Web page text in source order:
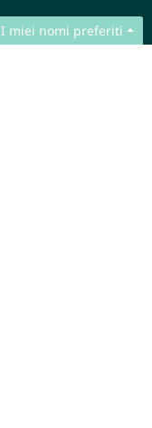
I miei nomi preferiti